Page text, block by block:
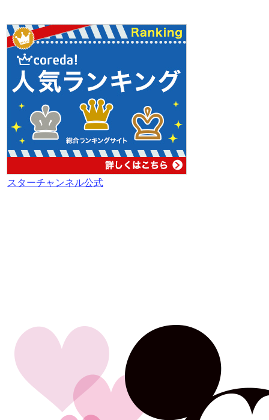
スターチャンネル公式